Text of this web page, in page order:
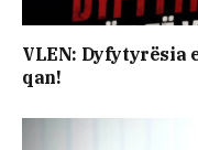
VLEN: Dyfytyrësia
qan!